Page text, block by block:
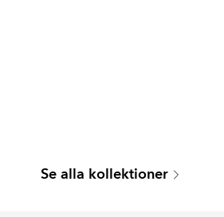
Se alla kollektioner